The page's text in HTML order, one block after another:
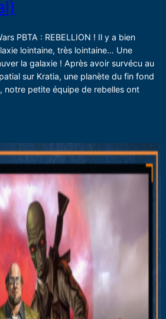
PBTA : REBELLION ! Il y a bien
lointaine, très lointaine… Une
la galaxie ! Après avoir survécu au
sur Kratia, une planète du fin fond
notre petite équipe de rebelles ont